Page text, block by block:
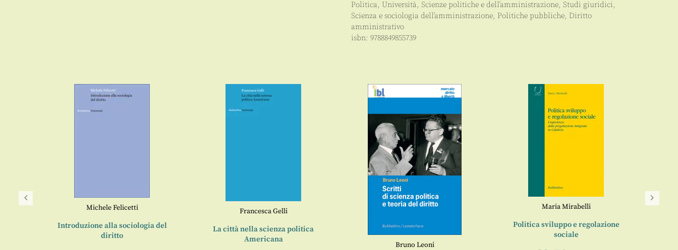
Politica, Università, Scienze politiche e dell’amministrazione, Studi giuridici,
Scienza e sociologia dell’amministrazione, Politiche pubbliche, Diritto
amministrativo
isbn: 9788849855739
Michele Felicetti
Introduzione alla sociologia del
diritto
Francesca Gelli
La città nella scienza politica
Americana
Bruno Leoni
Maria Mirabelli
Politica sviluppo e regolazione
sociale